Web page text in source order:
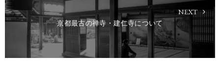
NEXT
京都最古の禅寺・建仁寺について